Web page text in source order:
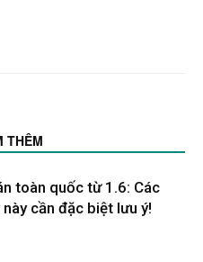
THÊM
toàn quốc từ 1.6: Các
cần đặc biệt lưu ý!